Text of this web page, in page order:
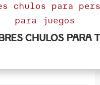
chulos para